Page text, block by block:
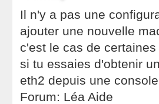
Il n'y a pas une
ajouter une nouvelle
c'est le cas de
si tu essaies d'obtenir
eth2 depuis une
Forum: Léa Aide